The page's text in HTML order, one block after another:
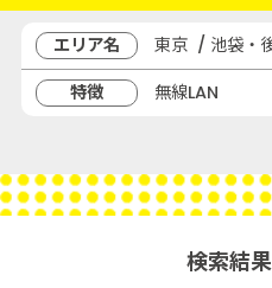
エリア名
東京 / 池袋・
特徴
無線LAN
検索結果